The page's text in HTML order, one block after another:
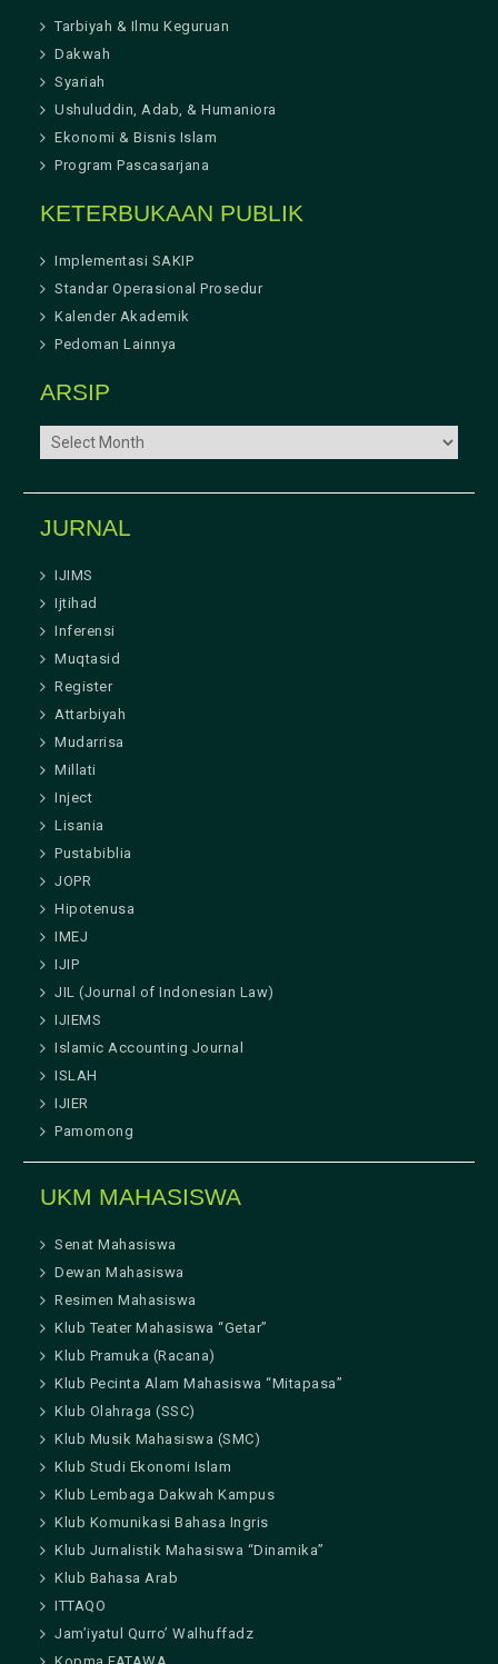
Tarbiyah & Ilmu Keguruan
Dakwah
Syariah
Ushuluddin, Adab, & Humaniora
Ekonomi & Bisnis Islam
Program Pascasarjana
KETERBUKAAN PUBLIK
Implementasi SAKIP
Standar Operasional Prosedur
Kalender Akademik
Pedoman Lainnya
ARSIP
ARSIP
JURNAL
IJIMS
Ijtihad
Inferensi
Muqtasid
Register
Attarbiyah
Mudarrisa
Millati
Inject
Lisania
Pustabiblia
JOPR
Hipotenusa
IMEJ
IJIP
JIL (Journal of Indonesian Law)
IJIEMS
Islamic Accounting Journal
ISLAH
IJIER
Pamomong
UKM MAHASISWA
Senat Mahasiswa
Dewan Mahasiswa
Resimen Mahasiswa
Klub Teater Mahasiswa “Getar”
Klub Pramuka (Racana)
Klub Pecinta Alam Mahasiswa “Mitapasa”
Klub Olahraga (SSC)
Klub Musik Mahasiswa (SMC)
Klub Studi Ekonomi Islam
Klub Lembaga Dakwah Kampus
Klub Komunikasi Bahasa Ingris
Klub Jurnalistik Mahasiswa “Dinamika”
Klub Bahasa Arab
ITTAQO
Jam’iyatul Qurro’ Walhuffadz